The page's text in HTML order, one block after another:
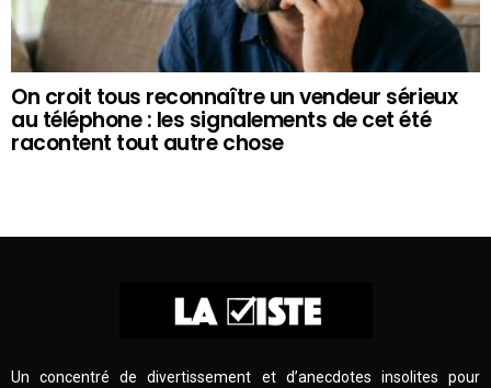
On croit tous reconnaître un vendeur sérieux
au téléphone : les signalements de cet été
racontent tout autre chose
Un concentré de divertissement et d’anecdotes insolites pour